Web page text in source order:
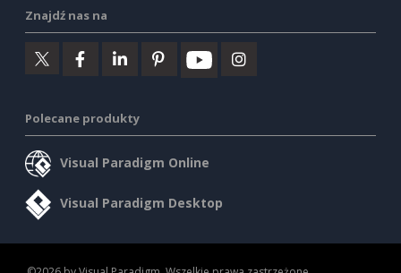
Znajdź nas na
Polecane produkty
Visual Paradigm Online
Visual Paradigm Desktop